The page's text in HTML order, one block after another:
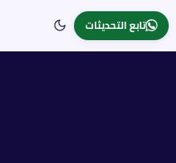
تابع التحديثات